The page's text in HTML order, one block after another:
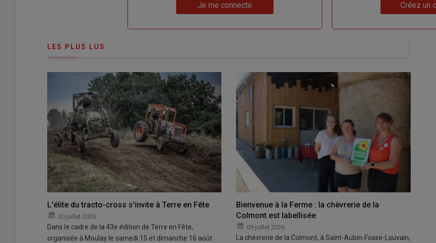
compte"
Je me connecte Créez un
LES PLUS LUS
L'élite du tracto-cross s'invite à Terre en Fête
30 juillet 2026
Dans le cadre de la 43e édition de Terre en Fête,
organisée à Moulay le samedi 15 et dimanche 16 août
Bienvenue à la Ferme : la chèvrerie de la
Colmont est labellisée
09 juillet 2026
La chèvrerie de la Colmont, à Saint-Aubin-Fosse-Louvain,